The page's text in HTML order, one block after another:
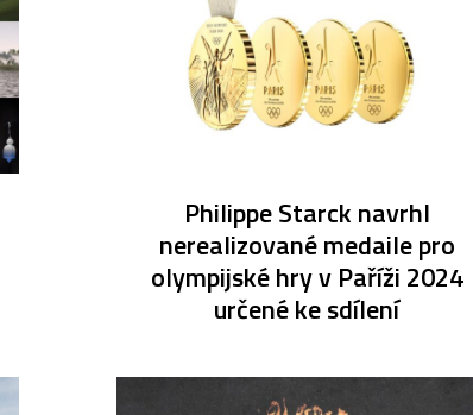
Philippe Starck navrhl
nerealizované medaile pro
olympijské hry v Paříži 2024
určené ke sdílení